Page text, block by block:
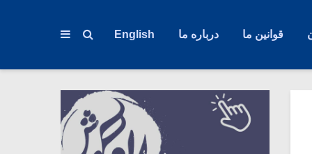
قوانین ما درباره ما English